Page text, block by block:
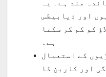
مند ہے۔ یہ
اور ذیابیطس
کو کم کر سکتا
ہے۔
کے استعمال
اور کاربن کا